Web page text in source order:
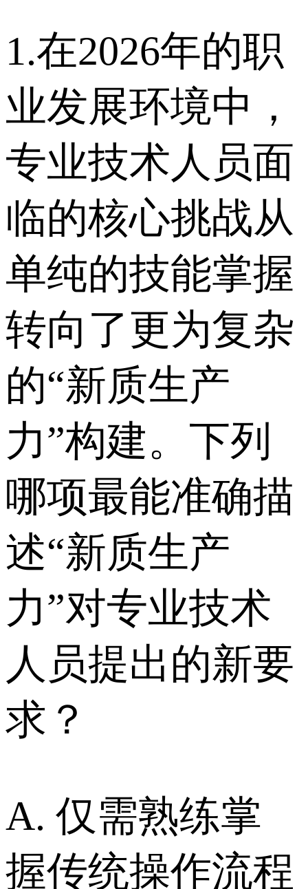
1.在2026年的职
业发展环境中，
专业技术人员面
临的核心挑战从
单纯的技能掌握
转向了更为复杂
的“新质生产
力”构建。下列
哪项最能准确描
述“新质生产
力”对专业技术
人员提出的新要
求？
A. 仅需熟练掌
握传统操作流程